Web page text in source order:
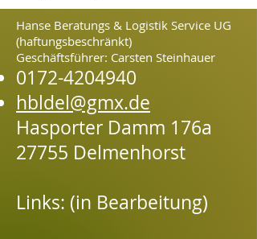
Hanse Beratungs & Logistik Service UG
(haftungsbeschränkt)
Geschäftsführer: Carsten Steinhauer
0172-4204940
hbldel@gmx.de
Hasporter Damm 176a
27755 Delmenhorst
Links: (in Bearbeitung)